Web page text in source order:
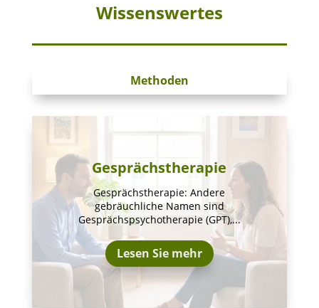
Wissenswertes
Methoden
Gesprächstherapie
Gesprächstherapie: Andere
gebräuchliche Namen sind
Gesprächspsychotherapie (GPT),...
Lesen Sie mehr